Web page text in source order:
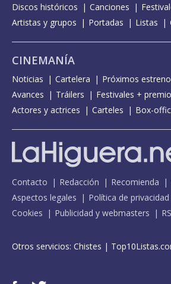
Discos históricos
Canciones
Artistas y grupos
Portadas Listas
CINEMANÍA
Noticias Cartelera Próximos
Avances
Tráilers
Festivales +
Actores y actrices
Carteles Box-
Contacto Redacción Recomienda
Aspectos legales
Política de privacidad
Cookies
Publicidad y webmasters
Otros servicios: Chistes |